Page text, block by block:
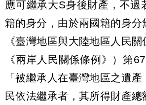
應可繼承大S身後財產，不過
籍的身分，由於兩國籍的身分
《臺灣地區與大陸地區人民
《兩岸人民關係條例》）第
「被繼承人在臺灣地區之遺
民依法繼承者，其所得財產總